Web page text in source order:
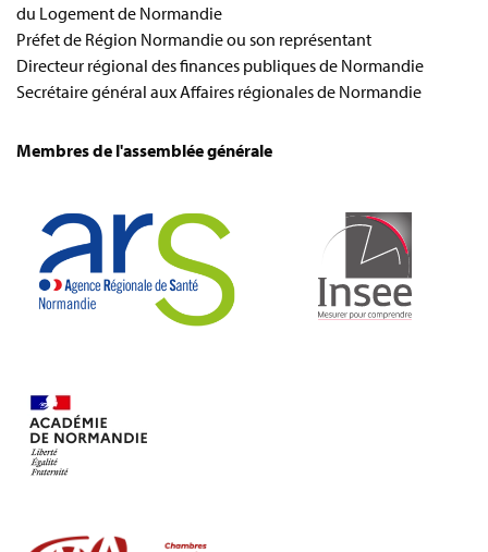
du Logement de Normandie
Préfet de Région Normandie ou son représentant
Directeur régional des finances publiques de Normandie
Secrétaire général aux Affaires régionales de Normandie
Membres de l'assemblée générale